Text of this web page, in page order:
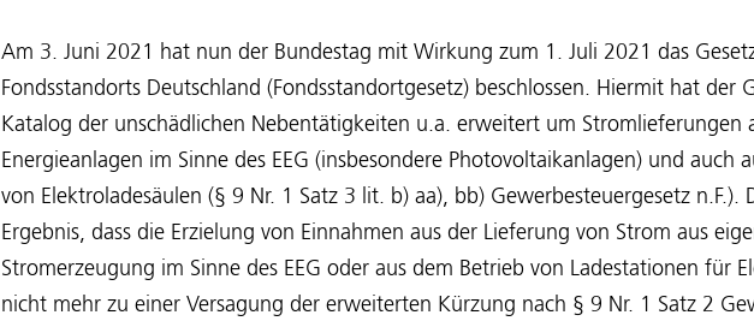
Am 3. Juni 2021 hat nun der Bundestag mit Wirkung zum 1. Juli 2021 das
Fondsstandorts Deutschland (Fondsstandortgesetz) beschlossen. Hiermit hat der
Katalog der unschädlichen Nebentätigkeiten u.a. erweitert um Stromlieferungen
Energieanlagen im Sinne des EEG (insbesondere Photovoltaikanlagen) und auch
von Elektroladesäulen (§ 9 Nr. 1 Satz 3 lit. b) aa), bb) Gewerbesteuergesetz n.F.).
Ergebnis, dass die Erzielung von Einnahmen aus der Lieferung von Strom aus
Stromerzeugung im Sinne des EEG oder aus dem Betrieb von Ladestationen für
nicht mehr zu einer Versagung der erweiterten Kürzung nach § 9 Nr. 1 Satz 2